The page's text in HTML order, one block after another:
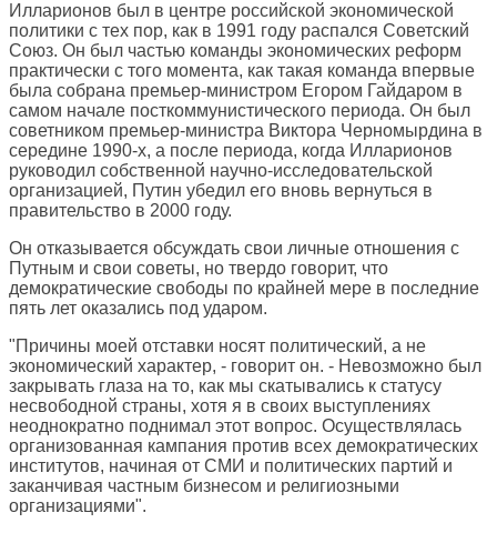
Илларионов был в центре российской экономической
политики с тех пор, как в 1991 году распался Советский
Союз. Он был частью команды экономических реформ
практически с того момента, как такая команда впервые
была собрана премьер-министром Егором Гайдаром в
самом начале посткоммунистического периода. Он был
советником премьер-министра Виктора Черномырдина в
середине 1990-х, а после периода, когда Илларионов
руководил собственной научно-исследовательской
организацией, Путин убедил его вновь вернуться в
правительство в 2000 году.
Он отказывается обсуждать свои личные отношения с
Путным и свои советы, но твердо говорит, что
демократические свободы по крайней мере в последние
пять лет оказались под ударом.
"Причины моей отставки носят политический, а не
экономический характер, - говорит он. - Невозможно был
закрывать глаза на то, как мы скатывались к статусу
несвободной страны, хотя я в своих выступлениях
неоднократно поднимал этот вопрос. Осуществлялась
организованная кампания против всех демократических
институтов, начиная от СМИ и политических партий и
заканчивая частным бизнесом и религиозными
организациями".